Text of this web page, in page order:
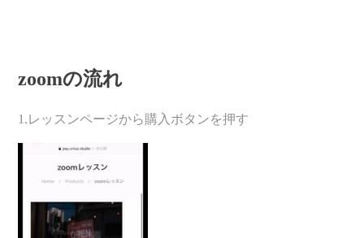
zoomの流れ
1.レッスンページから購入ボタンを押す